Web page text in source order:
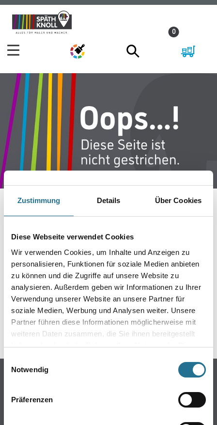
Zustimmung Details Über Cookies
Diese Webseite verwendet Cookies
Wir verwenden Cookies, um Inhalte und Anzeigen zu
personalisieren, Funktionen für soziale Medien anbieten
zu können und die Zugriffe auf unsere Website zu
analysieren. Außerdem geben wir Informationen zu Ihrer
Verwendung unserer Website an unsere Partner für
soziale Medien, Werbung und Analysen weiter. Unsere
Partner führen diese Informationen möglicherweise mit
weiteren Daten zusammen, die Sie ihnen bereitgestellt
haben oder die sie im Rahmen Ihrer Nutzung der Dienste
Einwilligungsauswahl
Notwendig
Präferenzen
Zum
Inhalt
Zum
Navigationsmenü
0
IST AUFGETRETEN
Keine Sorge, wir pinseln schon an der Lösung und
werden das Problem so schnell wie möglich beheben.
Erkunden Sie in der Zwischenzeit unseren Online-Shop
und lassen Sie sich inspirieren.
ZURÜCK ZUM ONLINE-SHOP
Online-Shop